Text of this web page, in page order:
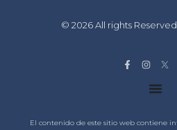
© 2026 All rights
El contenido de este sitio web contiene